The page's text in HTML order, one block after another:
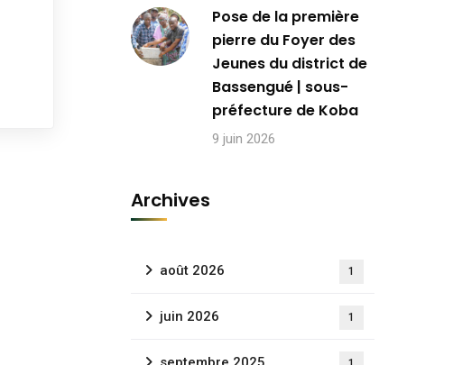
Pose de la première
pierre du Foyer des
Jeunes du district de
Bassengué | sous-
préfecture de Koba
9 juin 2026
Archives
août 2026 1
juin 2026 1